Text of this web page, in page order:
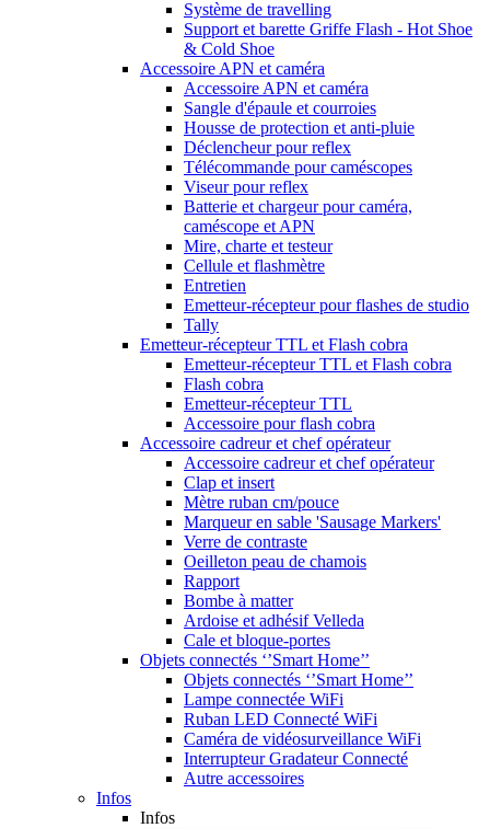
Système de travelling
Support et barette Griffe Flash - Hot Shoe
& Cold Shoe
Accessoire APN et caméra
Accessoire APN et caméra
Sangle d'épaule et courroies
Housse de protection et anti-pluie
Déclencheur pour reflex
Télécommande pour caméscopes
Viseur pour reflex
Batterie et chargeur pour caméra,
caméscope et APN
Mire, charte et testeur
Cellule et flashmètre
Entretien
Emetteur-récepteur pour flashes de studio
Tally
Emetteur-récepteur TTL et Flash cobra
Emetteur-récepteur TTL et Flash cobra
Flash cobra
Emetteur-récepteur TTL
Accessoire pour flash cobra
Accessoire cadreur et chef opérateur
Accessoire cadreur et chef opérateur
Clap et insert
Mètre ruban cm/pouce
Marqueur en sable 'Sausage Markers'
Verre de contraste
Oeilleton peau de chamois
Rapport
Bombe à matter
Ardoise et adhésif Velleda
Cale et bloque-portes
Objets connectés ‘’Smart Home’’
Objets connectés ‘’Smart Home’’
Lampe connectée WiFi
Ruban LED Connecté WiFi
Caméra de vidéosurveillance WiFi
Interrupteur Gradateur Connecté
Autre accessoires
Infos
Infos